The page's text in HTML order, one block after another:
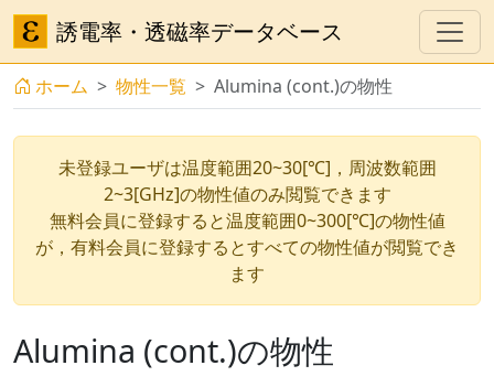
誘電率・透磁率データベース
ホーム 物性一覧 Alumina (cont.)の物性
未登録ユーザは温度範囲20~30[℃]，周波数範囲
2~3[GHz]の物性値のみ閲覧できます
無料会員に登録すると温度範囲0~300[℃]の物性値
が，有料会員に登録するとすべての物性値が閲覧でき
ます
Alumina (cont.)の物性